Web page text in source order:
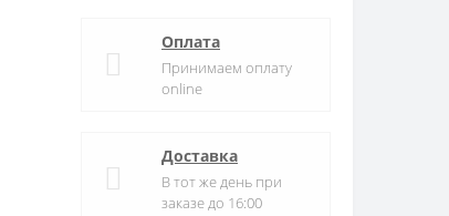
Оплата
Принимаем оплату
online
Доставка
В тот же день при
заказе до 16:00